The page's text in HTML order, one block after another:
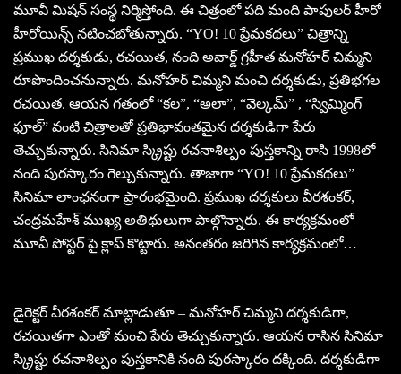
మూవీ మిషన్ సంస్థ నిర్మిస్తోంది. ఈ చిత్రంలో పది మంది పాపులర్ హీరో
హీరోయిన్స్ నటించబోతున్నారు. “YO! 10 ప్రేమకథలు” చిత్రాన్ని
ప్రముఖ దర్శకుడు, రచయిత, నంది అవార్డ్ గ్రహీత మనోహర్ చిమ్మని
రూపొందించనున్నారు. మనోహర్ చిమ్మని మంచి దర్శకుడు, ప్రతిభగల
రచయిత. ఆయన గతంలో “కల”, “అలా”, “వెల్కమ్” , “స్విమ్మింగ్
ఫూల్” వంటి చిత్రాలతో ప్రతిభావంతమైన దర్శకుడిగా పేరు
తెచ్చుకున్నారు. సినిమా స్క్రిప్టు రచనాశిల్పం పుస్తకాన్ని రాసి 1998లో
నంది పురస్కారం గెల్చుకున్నారు. తాజాగా “YO! 10 ప్రేమకథలు”
సినిమా లాంఛనంగా ప్రారంభమైంది. ప్రముఖ దర్శకులు వీరశంకర్,
చంద్రమహేశ్ ముఖ్య అతిథులుగా పాల్గొన్నారు. ఈ కార్యక్రమంలో
మూవీ పోస్టర్ పై క్లాప్ కొట్టారు. అనంతరం జరిగిన కార్యక్రమంలో…
డైరెక్టర్ వీరశంకర్ మాట్లాడుతూ – మనోహర్ చిమ్మని దర్శకుడిగా,
రచయితగా ఎంతో మంచి పేరు తెచ్చుకున్నారు. ఆయన రాసిన సినిమా
స్క్రిప్టు రచనాశిల్పం పుస్తకానికి నంది పురస్కారం దక్కింది. దర్శకుడిగా